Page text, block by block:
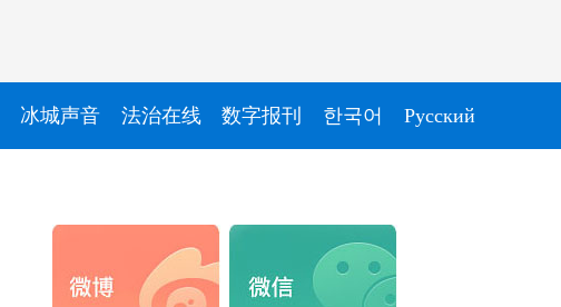
冰城声音 法治在线 数字报刊 한국어 Pусский